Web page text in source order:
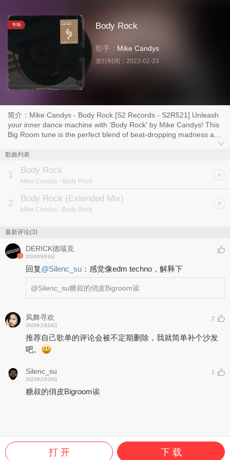
专辑 Body Rock
歌手： Mike Candys
发行时间： 2023-02-23
简介：Mike Candys - Body Rock [S2 Records - S2R521] Unleash
your inner dance machine with 'Body Rock' by Mike Candys! This
Big Room tune is the perfect blend of beat-dropping madness and
before with its electrifying beats and mind-blowing stabs. Put on
So what are you waiting for? Rock your body with 'Body Rock'!
Infos: https://www.sirupmusic.com
https://www.facebook.com/sirupmusic https://www.mikecandys.com
https://www.facebook.com/MikeCandysMusic
https://www.soundcloud.com/mikecandysofficial
歌曲列表
1 Body Rock
Mike Candys - Body Rock
2 Body Rock (Extended Mix)
Mike Candys - Body Rock
最新评论(3)
DERICK德瑞克
2024年8月9日
回复@Silenc_su ： 感觉像edm techno，解释下
@Silenc_su糖叔的俏皮Bigroom诶
凤舞寻欢
2023年2月24日
2
推荐自己歌单的评论会被不定期删除，我就简单补个沙发
吧。
Silenc_su
2023年2月24日
1
糖叔的俏皮Bigroom诶
打 开 下 载